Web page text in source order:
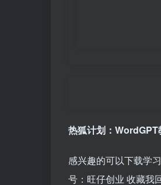
热狐计划：
感兴趣的可以下载学
号：旺仔创业 收藏我